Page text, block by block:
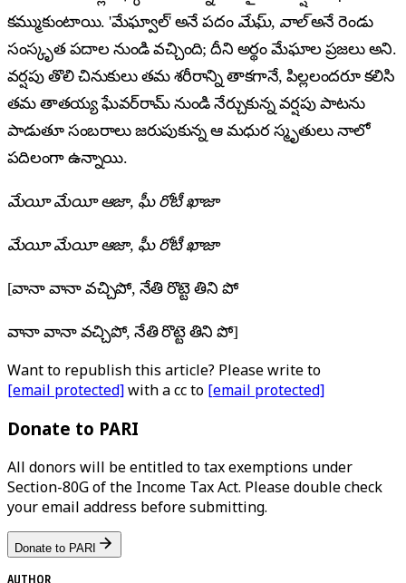
కమ్ముకుంటాయి. 'మేఘ్వాల్' అనే పదం మేఘ్, వాల్అనే రెండు
సంస్కృత పదాల నుండి వచ్చింది; దీని అర్థం మేఘాల ప్రజలు అని.
వర్షపు తొలి చినుకులు తమ శరీరాన్ని తాకగానే, పిల్లలందరూ కలిసి
తమ తాతయ్య ఘేవర్‌రామ్ నుండి నేర్చుకున్న వర్షపు పాటను
పాడుతూ సంబరాలు జరుపుకున్న ఆ మధుర స్మృతులు నాలో
పదిలంగా ఉన్నాయి.
మేయీ మేయీ ఆజా, ఘీ రోటీ ఖాజా
మేయీ మేయీ ఆజా, ఘీ రోటీ ఖాజా
[వానా వానా వచ్చిపో, నేతి రొట్టె తిని పో
వానా వానా వచ్చిపో, నేతి రొట్టె తిని పో]
Want to republish this article? Please write to
[email protected]with a cc to [email protected]
Donate to PARI
All donors will be entitled to tax exemptions under
Section-80G of the Income Tax Act. Please double check
your email address before submitting.
Donate to PARI
AUTHOR